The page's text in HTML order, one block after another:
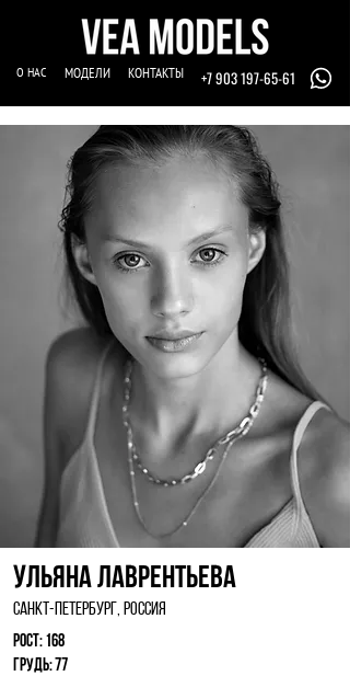
О НАС МОДЕЛИ КОНТАКТЫ +7 903 197-65-61
Ульяна Лаврентьева
Санкт-Петербург, Россия
Рост: 168
Грудь: 77